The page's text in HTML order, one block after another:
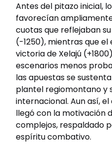
Antes del pitazo inicial,
favorecían
cuotas que reflejaban
(-1250), mientras que
victoria de Xelajú
escenarios menos
las apuestas se
plantel regiomontano y
internacional. Aun así,
llegó con la motivación
complejos, respaldado
espíritu combativo.